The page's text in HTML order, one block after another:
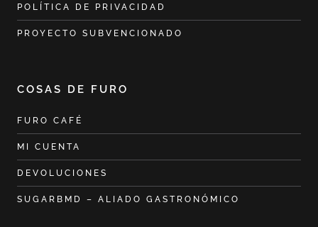
POLÍTICA DE PRIVACIDAD
PROYECTO SUBVENCIONADO
COSAS DE FURO
FURO CAFÉ
MI CUENTA
DEVOLUCIONES
SUGARBMD – ALIADO GASTRONÓMICO